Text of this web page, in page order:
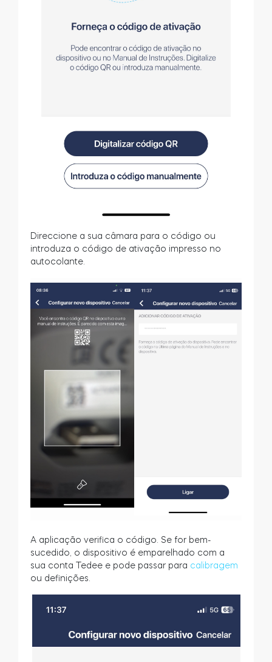
Direccione a sua câmara para o código ou
introduza o código de ativação impresso no
autocolante.
A aplicação verifica o código. Se for bem-
sucedido, o dispositivo é emparelhado com a
sua conta Tedee e pode passar para calibragem
ou definições.